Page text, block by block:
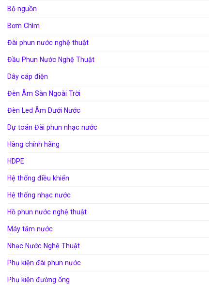
Bộ nguồn
Bơm Chìm
Đài phun nước nghệ thuật
Đầu Phun Nước Nghệ Thuật
Dây cáp điện
Đèn Âm Sàn Ngoài Trời
Đèn Led Âm Dưới Nước
Dự toán Đài phun nhạc nước
Hàng chính hãng
HDPE
Hệ thống điều khiển
Hệ thống nhạc nước
Hồ phun nước nghệ thuật
Máy tăm nước
Nhạc Nước Nghệ Thuật
Phụ kiện đài phun nước
Phụ kiện đường ống